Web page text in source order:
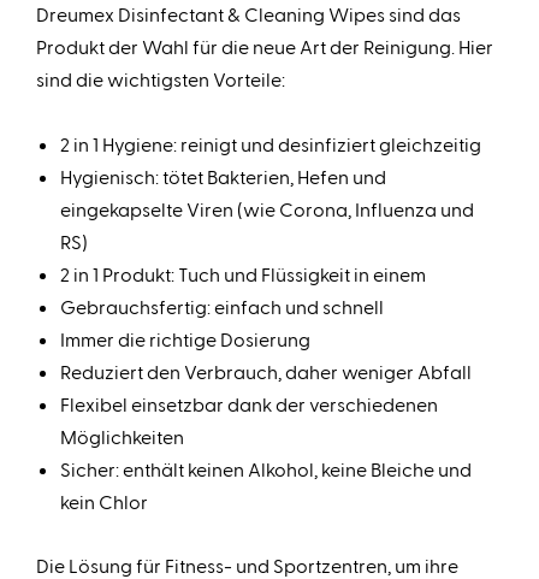
Dreumex Disinfectant & Cleaning Wipes sind das
Produkt der Wahl für die neue Art der Reinigung. Hier
sind die wichtigsten Vorteile:
2 in 1 Hygiene: reinigt und desinfiziert gleichzeitig
Hygienisch: tötet Bakterien, Hefen und
eingekapselte Viren (wie Corona, Influenza und
RS)
2 in 1 Produkt: Tuch und Flüssigkeit in einem
Gebrauchsfertig: einfach und schnell
Immer die richtige Dosierung
Reduziert den Verbrauch, daher weniger Abfall
Flexibel einsetzbar dank der verschiedenen
Möglichkeiten
Sicher: enthält keinen Alkohol, keine Bleiche und
kein Chlor
Die Lösung für Fitness- und Sportzentren, um ihre